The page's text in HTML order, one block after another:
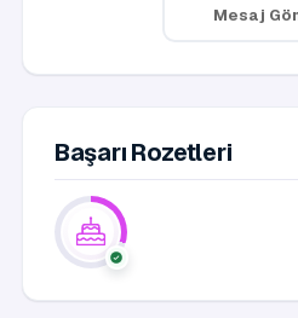
Mesaj
Başarı Rozetleri